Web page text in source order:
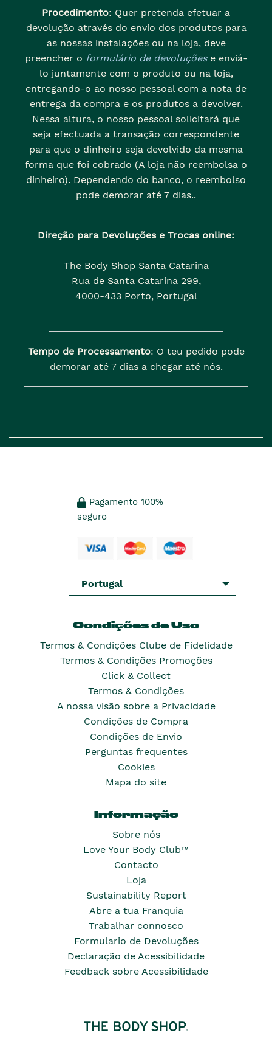
Procedimento: Quer pretenda efetuar a
devolução através do envio dos produtos para
as nossas instalações ou na loja, deve
preencher o formulário de devoluçõese enviá-
lo juntamente com o produto ou na loja,
entregando-o ao nosso pessoal com a nota de
entrega da compra e os produtos a devolver.
Nessa altura, o nosso pessoal solicitará que
seja efectuada a transação correspondente
para que o dinheiro seja devolvido da mesma
forma que foi cobrado (A loja não reembolsa o
dinheiro). Dependendo do banco, o reembolso
pode demorar até 7 dias..
Direção para Devoluções e Trocas online:
The Body Shop Santa Catarina
Rua de Santa Catarina 299,
4000-433 Porto, Portugal
Tempo de Processamento: O teu pedido pode
demorar até 7 dias a chegar até nós.
Pagamento 100%
seguro
Portugal
Condições de Uso
Termos & Condições Clube de Fidelidade
Termos & Condições Promoções
Click & Collect
Termos & Condições
A nossa visão sobre a Privacidade
Condições de Compra
Condições de Envio
Perguntas frequentes
Cookies
Mapa do site
Informação
Sobre nós
Love Your Body Club™
Contacto
Loja
Sustainability Report
Abre a tua Franquia
Trabalhar connosco
Formulario de Devoluções
Declaração de Acessibilidade
Feedback sobre Acessibilidade